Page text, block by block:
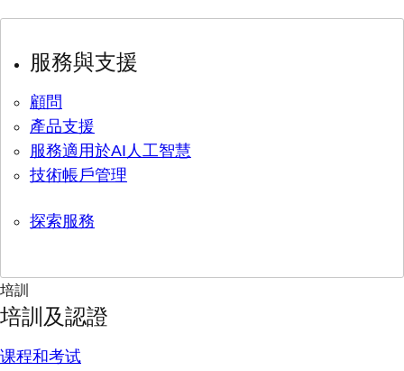
服務與支援
顧問
產品支援
服務適用於AI人工智慧
技術帳戶管理
探索服務
培訓
培訓及認證
课程和考试